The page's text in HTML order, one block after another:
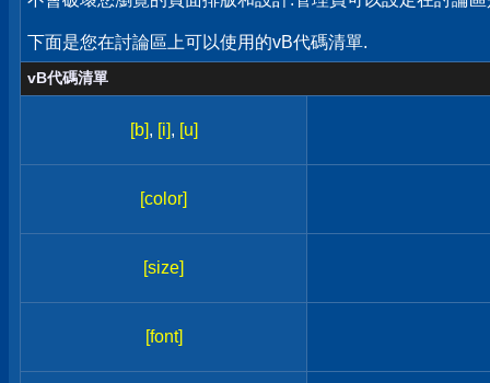
下面是您在討論區上可以使用的vB代碼清單.
vB代碼清單
[b], [i], [u]
[color]
[size]
[font]